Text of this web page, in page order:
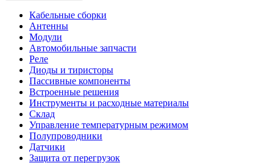
Кабельные сборки
Антенны
Модули
Автомобильные запчасти
Реле
Диоды и тиристоры
Пассивные компоненты
Встроенные решения
Инструменты и расходные материалы
Склад
Управление температурным режимом
Полупроводники
Датчики
Защита от перегрузок